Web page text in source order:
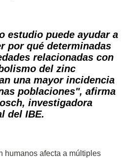
estudio puede ayudar a
por qué determinadas
relacionadas con
del zinc
una mayor incidencia
poblaciones", afirma
investigadora
del IBE.
humanos afecta a múltiples